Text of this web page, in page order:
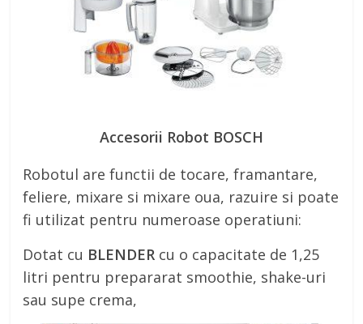
Accesorii Robot BOSCH
Robotul are functii de tocare, framantare,
feliere, mixare si mixare oua, razuire si poate
fi utilizat pentru numeroase operatiuni:
Dotat cu BLENDER cu o capacitate de 1,25
litri pentru prepararat smoothie, shake-uri
sau supe crema,